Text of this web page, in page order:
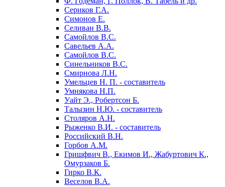
Сериков Г.А.
Симонов Е.
Селиван В.В.
Самойлов В.С.
Савельев А.А.
Самойлов B.C.
Синельников B.C.
Смирнова Л.Н.
Умельцев Н. П. - составитель
Умнякова Н.П.
Уайт Э., Робертсон Б.
Талызин Н.Ю. - составитель
Столяров А.Н.
Рыженко В.И. - составитель
Российский В.Н.
Горбов А.М.
Гришфвич В., Екимов И., Жабуртович К.,
Омурзаков Б.
Гирко В.К.
Веселов В.А.